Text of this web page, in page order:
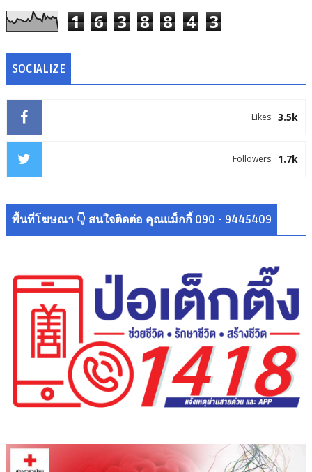
1 6 3 8 8 4 3
SOCIALIZE
3.5k
Likes
1.7k
Followers
พื้นที่โฆษณา 👇 สนใจติดต่อ คุณแม็กกี้ 090 - 9445409